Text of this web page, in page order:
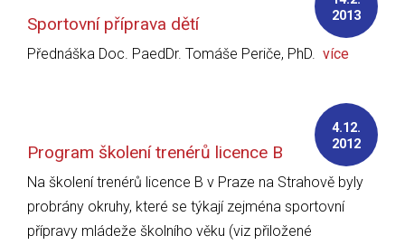
2013
Sportovní příprava dětí
Přednáška Doc. PaedDr. Tomáše Periče, PhD. více
4.12.
2012
Program školení trenérů licence B
Na školení trenérů licence B v Praze na Strahově byly
probrány okruhy, které se týkají zejména sportovní
přípravy mládeže školního věku (viz přiložené